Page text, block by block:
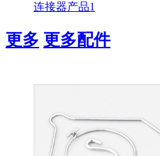
连接器产品1
更多 更多配件